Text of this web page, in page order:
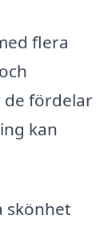
flera
de fördelar
kan
skönhet